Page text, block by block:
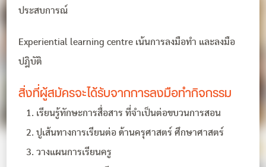
ประสบการณ์
Experiential learning centre เน้นการลงมือทำ และลงมือ
ปฎิบัติ
สิ่งที่ผู้สมัครจะได้รับจากการลงมือทำกิจกรรม
เรียนรู้ทักษะการสื่อสาร ที่จำเป็นต่อขบวนการสอน
ปูเส้นทางการเรียนต่อ ด้านครุศาสตร์ ศึกษาศาสตร์
วางแผนการเรียนครู